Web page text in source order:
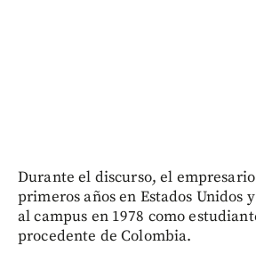
Durante el discurso, el
primeros años en Estados Unidos
al campus en 1978 como
procedente de Colombia.